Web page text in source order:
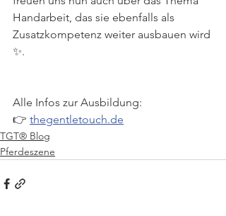
Handarbeit, das sie ebenfalls als
Zusatzkompetenz weiter ausbauen wird
✨.
Alle Infos zur Ausbildung:
👉 thegentletouch.de
TGT® Blog
Pferdeszene